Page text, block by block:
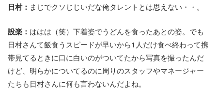
日村： まじでクソじじいだな俺タレントとは思えない・・。
設楽： ははは（笑）下着姿でうどんを食ったあとの姿。でも
日村さんて飯食うスピードが早いから1人だけ食べ終わって携
帯見てるときに口に白いのがついてたから写真を撮ったんだ
けど、明らかについてるのに周りのスタッフやマネージャー
たちも日村さんに何も言わないんだよね。